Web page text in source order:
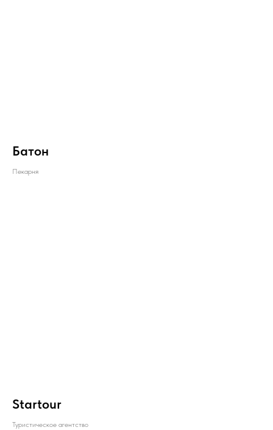
Батон
Пекарня
Startour
Туристическое агентство